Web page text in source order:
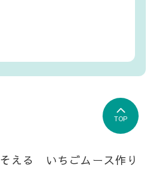
TOP
そえる いちごムース作り